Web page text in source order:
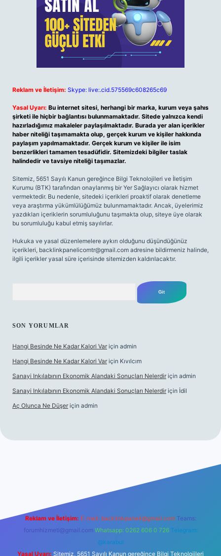
Reklam ve İletişim: Skype: live:.cid.575569c608265c69
Yasal Uyarı: Bu internet sitesi, herhangi bir marka, kurum veya şahıs
şirketi ile hiçbir bağlantısı bulunmamaktadır. Sitede yalnızca kendi
hazırladığımız makaleler paylaşılmaktadır. Burada yer alan içerikler
haber niteliği taşımamakta olup, gerçek kurum ve kişiler hakkında
paylaşım yapılmamaktadır. Gerçek kurum ve kişiler ile isim
benzerlikleri tamamen tesadüfidir. Sitemizdeki bilgiler taslak
halindedir ve tavsiye niteliği taşımazlar.
Sitemiz, 5651 Sayılı Kanun gereğince Bilgi Teknolojileri ve İletişim
Kurumu (BTK) tarafından onaylanmış bir Yer Sağlayıcı olarak hizmet
vermektedir. Bu nedenle, sitedeki içerikleri proaktif olarak denetleme
veya araştırma yükümlülüğümüz bulunmamaktadır. Ancak, üyelerimiz
yazdıkları içeriklerin sorumluluğunu taşımakta olup, siteye üye olarak
bu sorumluluğu kabul etmiş sayılırlar.
Hukuka ve yasal düzenlemelere aykırı olduğunu düşündüğünüz
içerikleri, backlinkpanelicomtr@gmail.com adresine bildirmeniz halinde,
ilgili içerikler yasal süre içerisinde sitemizden kaldırılacaktır.
SON YORUMLAR
Hangi Besinde Ne Kadar Kalori Var için admin
Hangi Besinde Ne Kadar Kalori Var için Kıvılcım
Sanayi Inkılabının Ekonomik Alandaki Sonuçları Nelerdir için admin
Sanayi Inkılabının Ekonomik Alandaki Sonuçları Nelerdir için İdil
Aç Olunca Ne Düşer için admin
Reklam ve İletişim: E-mail: backlinkpaneli@gmail.com Teams:
forumhizmeti@gmail.com Whatsapp: 0262 606 0 726 Telegram:
@karabul
Yasal Uyarı: Sitemiz, 5651 Sayılı Kanun gereğince Bilgi Teknolojileri